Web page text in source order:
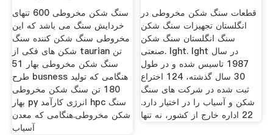
سنگ شکن مخروطی 600 تنهای
خردایش سنگ می باشد که این
مخروطی سنگ شکن کننده سنگ
شکن های فکی از taurian تن
سنگ شکن مخروطی بهار 51
طرح busness هنگامی که تولید
180 تن سنگ شکن مخروطی
بهار py انرژی کارآمد hpc سنگ
شکن مخروطی.هنگامی که معدن
آسیاب
قطعات سنگ شکن مخروطی در
انگلستان تجهیزات سنگ شکن
سنگ انگلستان سنگ شکن
صنعتی. lght. lght در سال
1987 تاسیس شده و در طول
30 سال گذشته، 124 اختراع
ثبت شده در شركت های سنگ
شكن و آسیاب را در اختیار دارد.
22 اداره خارج از کشور، نه تنها